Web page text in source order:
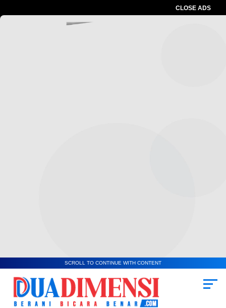
CLOSE ADS
SCROLL TO CONTINUE WITH CONTENT